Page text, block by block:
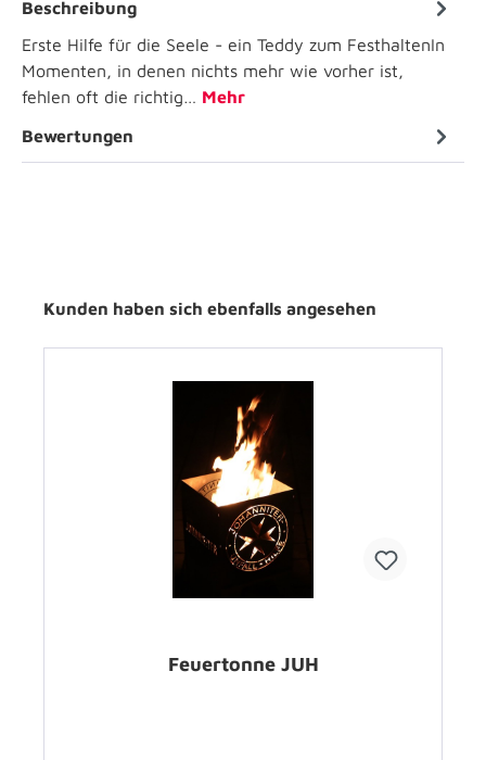
Beschreibung
Erste Hilfe für die Seele - ein Teddy zum FesthaltenIn
Momenten, in denen nichts mehr wie vorher ist,
fehlen oft die richtig… Mehr
Bewertungen
Kunden haben sich ebenfalls angesehen
Feuertonne JUH